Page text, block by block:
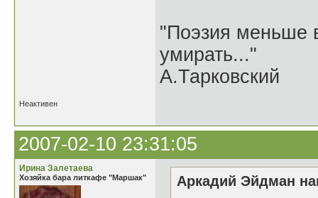
"Поэзия меньше
умирать..."
А.Тарковский
Неактивен
2007-02-10 23:31:05
Ирина Залетаева
Хозяйка бара литкафе "Маршак"
Аркадий Эйдман